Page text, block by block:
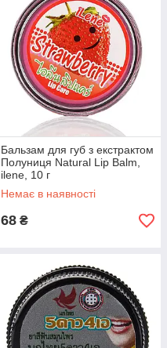
Бальзам для губ з екстрактом
Полуниця Natural Lip Balm,
ilene, 10 г
Немає в наявності
68 ₴